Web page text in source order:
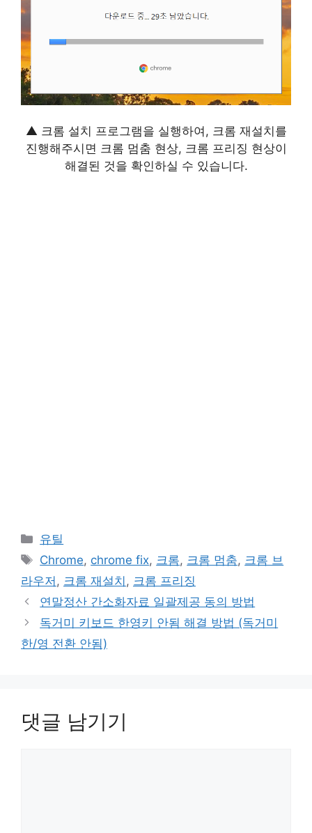
▲ 크롬 설치 프로그램을 실행하여, 크롬 재설치를
진행해주시면 크롬 멈춤 현상, 크롬 프리징 현상이
해결된 것을 확인하실 수 있습니다.
카
테
리
유틸
태
그
Chrome, chrome fix, 크롬, 크롬 멈춤, 크롬 브
라우저 , 크롬 재설치 , 크롬 프리징
연말정산 간소화자료 일괄제공 동의 방법
독거미 키보드 한영키 안됨 해결 방법 (독거미
한/영 전환 안됨)
댓글 남기기